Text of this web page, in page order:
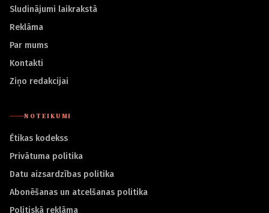
Sludinājumi laikrakstā
Reklāma
Par mums
Kontakti
Ziņo redakcijai
NOTEIKUMI
Ētikas kodekss
Privātuma politika
Datu aizsardzības politika
Abonēšanas un atcelšanas politika
Politiskā reklāma